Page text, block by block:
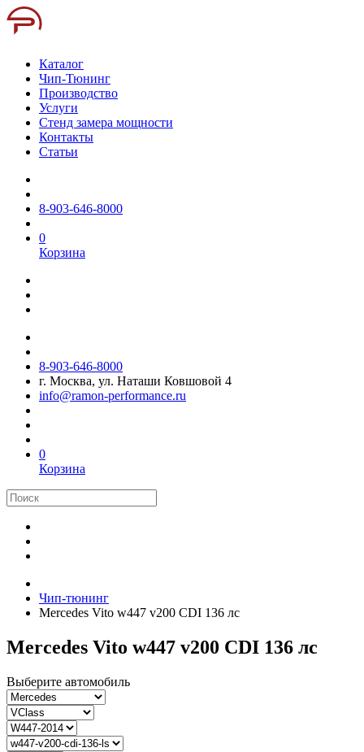
Каталог
Чип-Тюнинг
Производство
Услуги
Стенд замера мощности
Контакты
Статьи
8-903-646-8000
0
Корзина
8-903-646-8000
г. Москва, ул. Наташи Ковшовой 4
info@ramon-performance.ru
0
Корзина
Чип-тюнинг
Mercedes Vito w447 v200 CDI 136 лс
Mercedes Vito w447 v200 CDI 136 лс
Выберите автомобиль